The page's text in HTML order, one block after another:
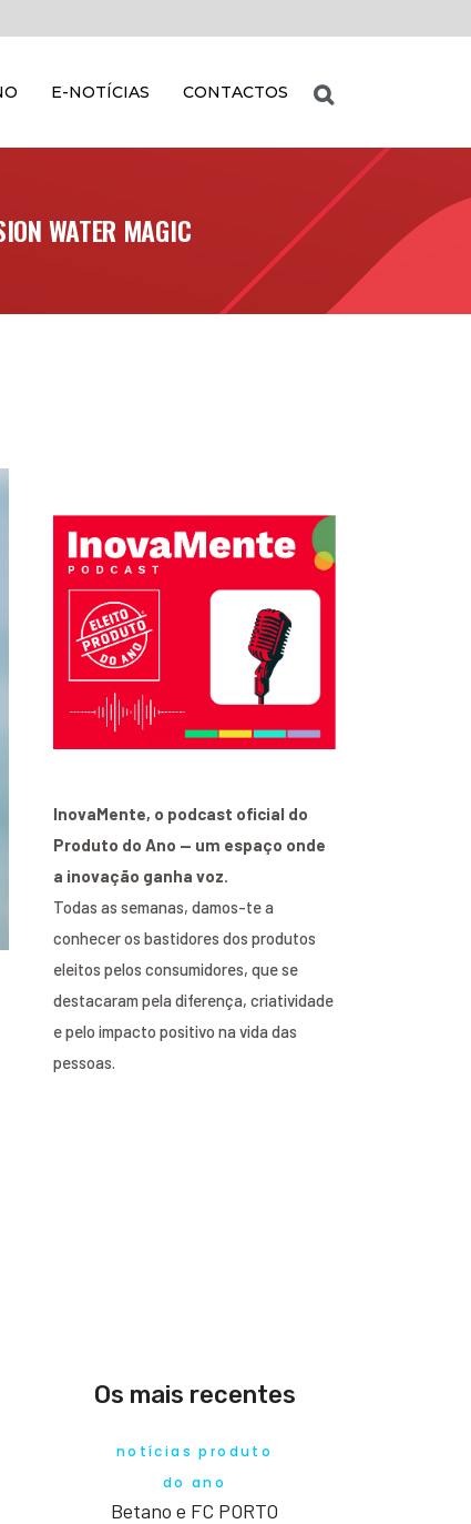
E-NOTÍCIAS CONTACTOS
WATER MAGIC
InovaMente, o podcast oficial do
Produto do Ano — um espaço onde
a inovação ganha voz.
Todas as semanas, damos-te a
conhecer os bastidores dos produtos
eleitos pelos consumidores, que se
destacaram pela diferença, criatividade
e pelo impacto positivo na vida das
pessoas.
Os mais recentes
notícias produto
do ano
Betano e FC PORTO